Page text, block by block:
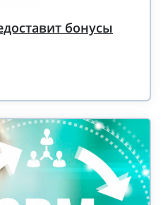
бонусы